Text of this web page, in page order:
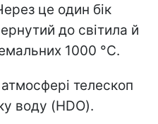
це один бік
до світила й
1000 °C.
телескоп
воду (HDO).